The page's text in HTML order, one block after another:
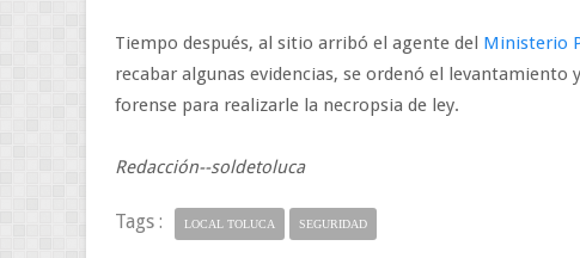
Tiempo después, al sitio arribó el agente del Ministerio
recabar algunas evidencias, se ordenó el
forense para realizarle la necropsia de ley.
Redacción--soldetoluca
Tags : LOCAL TOLUCA SEGURIDAD